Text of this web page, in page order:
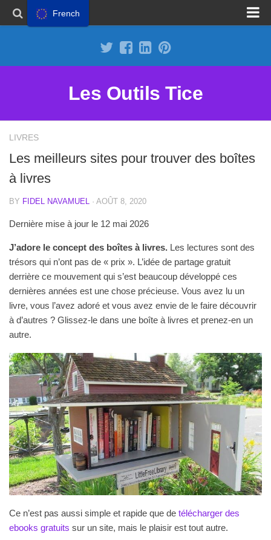
Les Outils Tice
LIVRES
Les meilleurs sites pour trouver des boîtes
à livres
BY FIDEL NAVAMUEL · AOÛT 8, 2020
Dernière mise à jour le 12 mai 2026
J’adore le concept des boîtes à livres. Les lectures sont des
trésors qui n’ont pas de « prix ». L’idée de partage gratuit
derrière ce mouvement qui s’est beaucoup développé ces
dernières années est une chose précieuse. Vous avez lu un
livre, vous l’avez adoré et vous avez envie de le faire découvrir
à d’autres ? Glissez-le dans une boîte à livres et prenez-en un
autre.
Ce n’est pas aussi simple et rapide que de télécharger des
ebooks gratuits sur un site, mais le plaisir est tout autre.
French